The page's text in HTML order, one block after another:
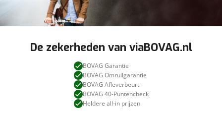
De zekerheden van viaBOVAG.nl
BOVAG Garantie
BOVAG Omruilgarantie
BOVAG Afleverbeurt
BOVAG 40-Puntencheck
Heldere all-in prijzen